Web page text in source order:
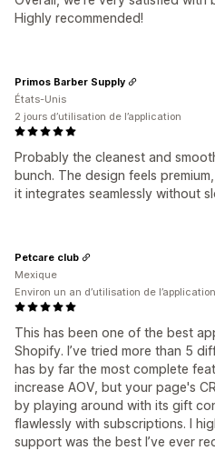
Highly recommended!
Probably the cleanest and
bunch. The design feels
it integrates seamlessly without
Primos Barber Supply
États-Unis
2 jours d’utilisation de l’application
This has been one of the best
Shopify. I’ve tried more than 5
has by far the most complete
increase AOV, but your page's
by playing around with its gift
flawlessly with subscriptions. I
support was the best I’ve ever
Petcare club
Mexique
Environ un an d’utilisation de l’application